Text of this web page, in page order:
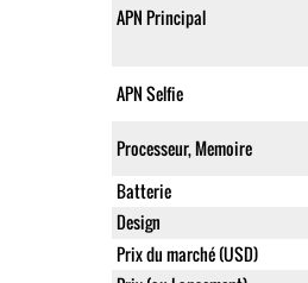
APN Principal
APN Selfie
Processeur, Memoire
Batterie
Design
Prix du marché (USD)